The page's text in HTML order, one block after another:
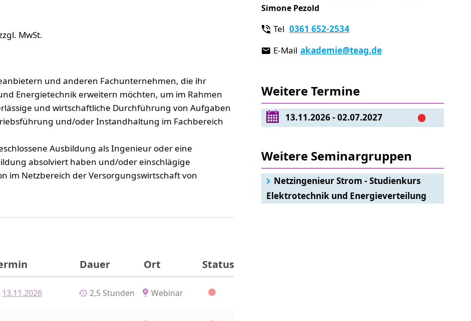
MwSt.
und anderen Fachunternehmen, die ihr
Energietechnik erweitern möchten, um im Rahmen
und wirtschaftliche Durchführung von Aufgaben
und/oder Instandhaltung im Fachbereich
Ausbildung als Ingenieur oder eine
absolviert haben und/oder einschlägige
im Netzbereich der Versorgungswirtschaft von
Dauer Ort Status
13.11.2026 2,5 Stunden Webinar
Simone Pezold
Tel 0361 652-2534
E-Mail akademie@teag.de
Weitere Termine
13.11.2026 - 02.07.2027
Weitere Seminargruppen
Netzingenieur Strom - Studienkurs
Elektrotechnik und Energieverteilung